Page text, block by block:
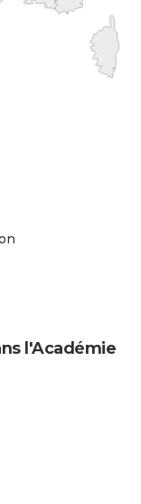
l'Académie